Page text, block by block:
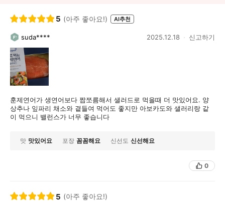
5 (아주 좋아요!) AI추천
suda**** 2025.12.18 신고하기
훈제연어가 생연어보다 짭쪼름해서 샐러드로 먹을때 더 맛있어요. 양
상추나 잎파리 채소와 곁들여 먹어도 좋지만 아보카도와 샐러리랑 같
이 먹으니 밸런스가 너무 좋습니다
맛 맛있어요 포장 꼼꼼해요 신선도 신선해요
0
5 (아주 좋아요!)